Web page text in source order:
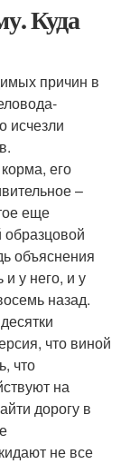
Куда
причин в
исчезли
его
–
еще
объяснения
у него, и у
назад.
что виной
что
на
дорогу в
не все